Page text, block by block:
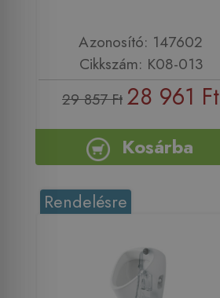
Azonosító: 147602
Cikkszám: K08-013
29 857 Ft 28 961 Ft
Kosárba
Rendelésre